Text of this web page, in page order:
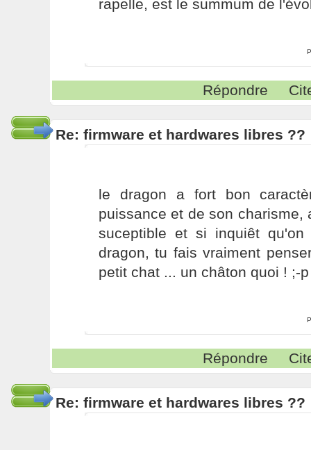
rapelle, est le summum de
Répondre
Re: firmware et hardwares libres ??
le dragon a fort bon
puissance et de son charisme,
suceptible et si inquiêt
dragon, tu fais vraiment
petit chat ... un châton quoi ! ;-p
Répondre
Re: firmware et hardwares libres ??